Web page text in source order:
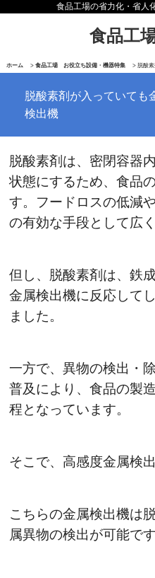
食品工場の省力化・省人
食品工
ホーム > 食品工場 お役立ち設備・機器特集 > 脱酸
脱酸素剤が入っていても
検出機
脱酸素剤は、密閉容器
状態にするため、食品
す。フードロスの低減
の有効な手段として広
但し、脱酸素剤は、鉄
金属検出機に反応して
ました。
一方で、異物の検出・
普及により、食品の製
程となっています。
そこで、高感度金属検
こちらの金属検出機は
属異物の検出が可能です